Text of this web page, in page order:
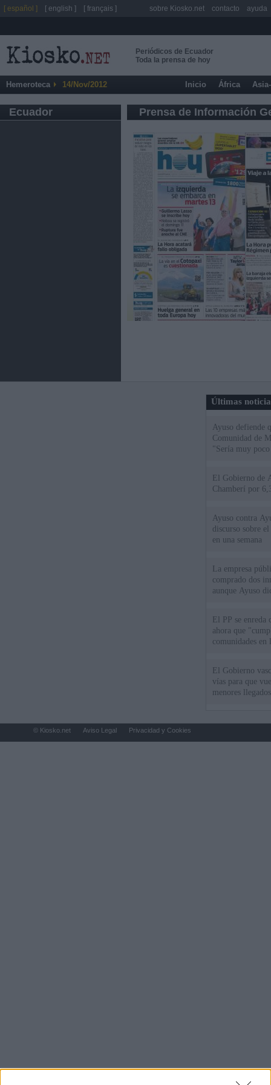
Periódicos de Ecuador
Toda la prensa de hoy
Hemeroteca 14/Nov/2012 Inicio África
Ecuador Prensa de Información
Últimas
Ayuso defiende
Comunidad de
"Sería muy
El Gobierno de
Chamberí por
Ayuso contra
discurso sobre
en una semana
La empresa
comprado dos
aunque Ayuso
El PP se
ahora que
comunidades en
El Gobierno
vías para que
menores
[ español ] [ english ] [ français ] sobre Kiosko.net contacto ayuda
© Kiosko.net Aviso Legal Privacidad y Cookies